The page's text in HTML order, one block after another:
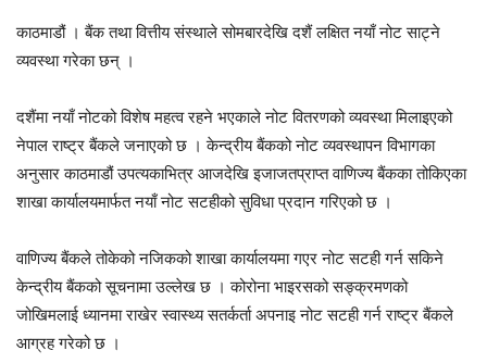
काठमाडौं । बैंक तथा वित्तीय संस्थाले सोमबारदेखि दशैं लक्षित नयाँ नोट साट्ने
व्यवस्था गरेका छन् ।
दशैंमा नयाँ नोटको विशेष महत्व रहने भएकाले नोट वितरणको व्यवस्था मिलाइएको
नेपाल राष्ट्र बैंकले जनाएको छ । केन्द्रीय बैंकको नोट व्यवस्थापन विभागका
अनुसार काठमाडौं उपत्यकाभित्र आजदेखि इजाजतप्राप्त वाणिज्य बैंकका तोकिएका
शाखा कार्यालयमार्फत नयाँ नोट सटहीको सुविधा प्रदान गरिएको छ ।
वाणिज्य बैंकले तोकेको नजिकको शाखा कार्यालयमा गएर नोट सटही गर्न सकिने
केन्द्रीय बैंकको सूचनामा उल्लेख छ । कोरोना भाइरसको सङ्क्रमणको
जोखिमलाई ध्यानमा राखेर स्वास्थ्य सतर्कर्ता अपनाइ नोट सटही गर्न राष्ट्र बैंकले
आग्रह गरेको छ ।